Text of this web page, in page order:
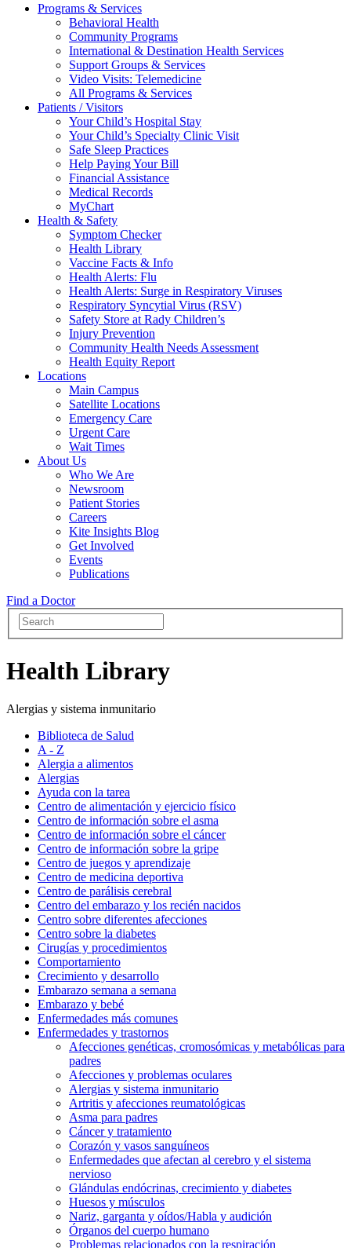
Programs & Services
Behavioral Health
Community Programs
International & Destination Health Services
Support Groups & Services
Video Visits: Telemedicine
All Programs & Services
Patients / Visitors
Your Child’s Hospital Stay
Your Child’s Specialty Clinic Visit
Safe Sleep Practices
Help Paying Your Bill
Financial Assistance
Medical Records
MyChart
Health & Safety
Symptom Checker
Health Library
Vaccine Facts & Info
Health Alerts: Flu
Health Alerts: Surge in Respiratory Viruses
Respiratory Syncytial Virus (RSV)
Safety Store at Rady Children’s
Injury Prevention
Community Health Needs Assessment
Health Equity Report
Locations
Main Campus
Satellite Locations
Emergency Care
Urgent Care
Wait Times
About Us
Who We Are
Newsroom
Patient Stories
Careers
Kite Insights Blog
Get Involved
Events
Publications
Find a Doctor
Health Library
Alergias y sistema inmunitario
Biblioteca de Salud
A - Z
Alergia a alimentos
Alergias
Ayuda con la tarea
Centro de alimentación y ejercicio físico
Centro de información sobre el asma
Centro de información sobre el cáncer
Centro de información sobre la gripe
Centro de juegos y aprendizaje
Centro de medicina deportiva
Centro de parálisis cerebral
Centro del embarazo y los recién nacidos
Centro sobre diferentes afecciones
Centro sobre la diabetes
Cirugías y procedimientos
Comportamiento
Crecimiento y desarrollo
Embarazo semana a semana
Embarazo y bebé
Enfermedades más comunes
Enfermedades y trastornos
Afecciones genéticas, cromosómicas y metabólicas para
padres
Afecciones y problemas oculares
Alergias y sistema inmunitario
Artritis y afecciones reumatológicas
Asma para padres
Cáncer y tratamiento
Corazón y vasos sanguíneos
Enfermedades que afectan al cerebro y el sistema
nervioso
Glándulas endócrinas, crecimiento y diabetes
Huesos y músculos
Nariz, garganta y oídos/Habla y audición
Órganos del cuerpo humano
Problemas relacionados con la respiración